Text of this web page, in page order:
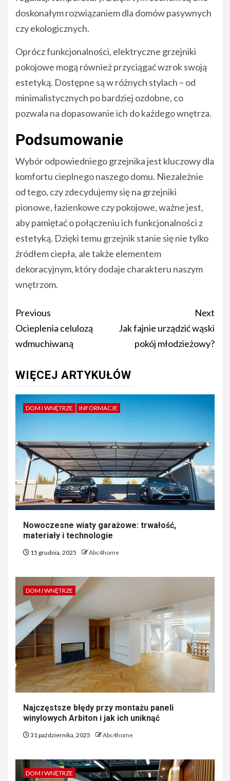
doskonałym rozwiązaniem dla domów pasywnych
czy ekologicznych.
Oprócz funkcjonalności, elektryczne grzejniki
pokojowe mogą również przyciągać wzrok swoją
estetyką. Dostępne są w różnych stylach – od
minimalistycznych po bardziej ozdobne, co
pozwala na dopasowanie ich do każdego wnętrza.
Podsumowanie
Wybór odpowiedniego grzejnika jest kluczowy dla
komfortu cieplnego naszego domu. Niezależnie
od tego, czy zdecydujemy się na grzejniki
pionowe, łazienkowe czy pokojowe, ważne jest,
aby pamiętać o połączeniu ich funkcjonalności z
estetyką. Dzięki temu grzejnik stanie się nie tylko
źródłem ciepła, ale także elementem
dekoracyjnym, który dodaje charakteru naszym
wnętrzom.
Post
navigation
Previous
Ocieplenia celulozą
wdmuchiwaną
Next
Jak fajnie urządzić wąski
pokój młodzieżowy?
WIĘCEJ ARTYKUŁÓW
DOM I WNĘTRZE INFORMACJE
Nowoczesne wiaty garażowe: trwałość,
materiały i technologie
15 grudnia, 2025 Abc4home
DOM I WNĘTRZE
Najczęstsze błędy przy montażu paneli
winylowych Arbiton i jak ich uniknąć
31 października, 2025 Abc4home
DOM I WNĘTRZE